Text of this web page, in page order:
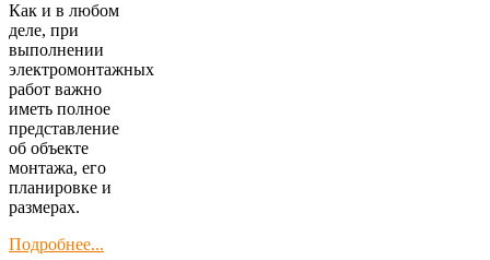
Как и в любом
деле, при
выполнении
электромонтажных
работ важно
иметь полное
представление
об объекте
монтажа, его
планировке и
размерах.
Подробнее...